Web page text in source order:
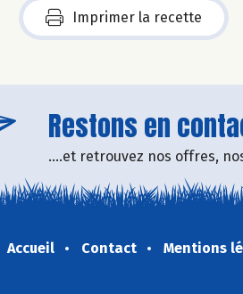
Imprimer la recette
Restons en
....et retrouvez nos offres,
Accueil Contact Mentions